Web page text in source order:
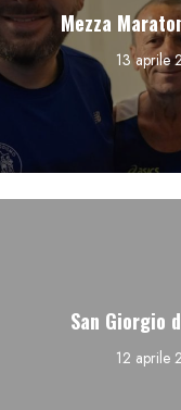
Mezza
13 aprile
San Giorgio
12 aprile